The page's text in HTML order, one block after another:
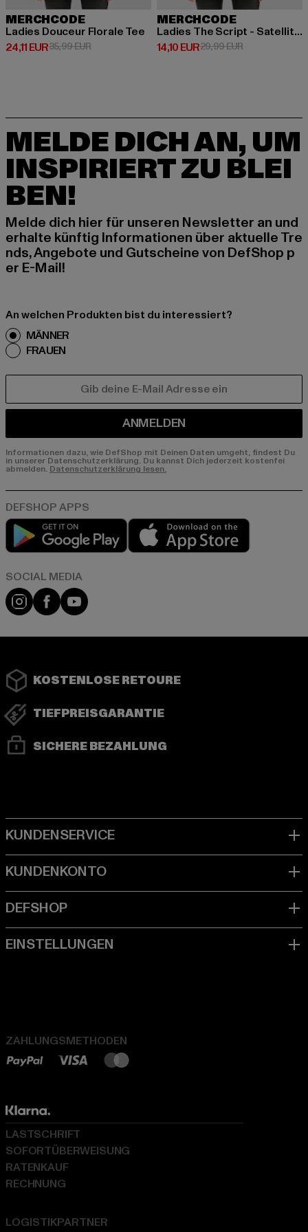
MERCHCODE
Ladies Douceur Florale Tee
24,11 EUR
Derzeitiger Preis: 24,11 EUR
35,99 EURAktionspreis: 35,99 EUR
MERCHCODE
Ladies The Script - Satellites Photo Oversized Boyfriend Tee
14,10 EUR
Derzeitiger Preis: 14,10 EUR
29,99 EURAktionspreis:
MELDE DICH AN, UM
INSPIRIERT ZU BLEI
BEN!
Melde dich hier für unseren Newsletter an und
erhalte künftig Informationen über aktuelle Tre
nds, Angebote und Gutscheine von DefShop p
er E-Mail!
An welchen Produkten bist du interessiert?
MÄNNER
FRAUEN
ANMELDEN
Informationen dazu, wie DefShop mit Deinen Daten umgeht, findest Du
in unserer Datenschutzerklärung. Du kannst Dich jederzeit kostenfei
abmelden. Datenschutzerklärung lesen.
Play market
Instagram
FacebookYouTube
KOSTENLOSE RETOURE
TIEFPREISGARANTIE
SICHERE BEZAHLUNG
ZAHLUNGSMETHODEN
LOGISTIKPARTNER
LASTSCHRIFT
SOFORTÜBERWEISUNG
RATENKAUF
RECHNUNG